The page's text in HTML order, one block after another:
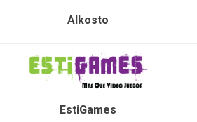
Alkosto
EstiGames